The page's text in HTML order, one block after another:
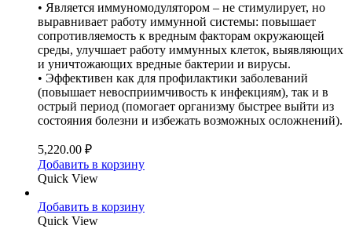
• Является иммуномодулятором – не стимулирует, но
выравнивает работу иммунной системы: повышает
сопротивляемость к вредным факторам окружающей
среды, улучшает работу иммунных клеток, выявляющих
и уничтожающих вредные бактерии и вирусы.
• Эффективен как для профилактики заболеваний
(повышает невосприимчивость к инфекциям), так и в
острый период (помогает организму быстрее выйти из
состояния болезни и избежать возможных осложнений).
5,220.00 ₽
Добавить в корзину
Quick View
Добавить в корзину
Quick View